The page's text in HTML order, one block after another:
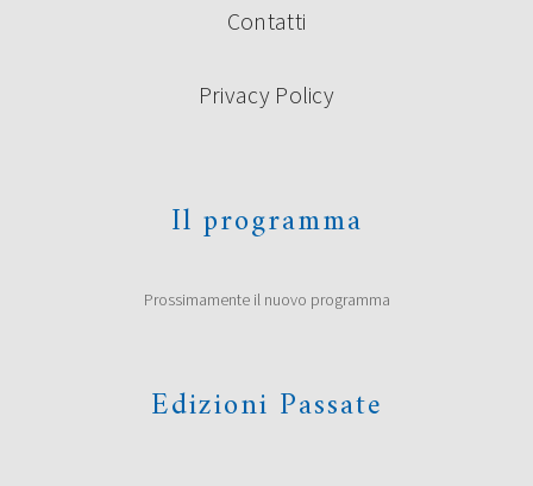
Contatti
Privacy Policy
Il programma
Prossimamente il nuovo programma
Edizioni Passate